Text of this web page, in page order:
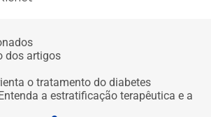
o tratamento do diabetes
a estratificação terapêutica e a